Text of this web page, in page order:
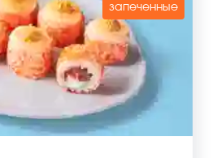
запеченные